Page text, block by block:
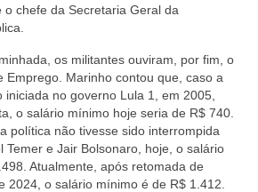
o chefe da Secretaria Geral da
os militantes ouviram, por fim, o
Emprego. Marinho contou que, caso a
iniciada no governo Lula 1, em 2005,
o salário mínimo hoje seria de R$ 740.
política não tivesse sido interrompida
Temer e Jair Bolsonaro, hoje, o salário
Atualmente, após retomada de
2024, o salário mínimo é de R$ 1.412.